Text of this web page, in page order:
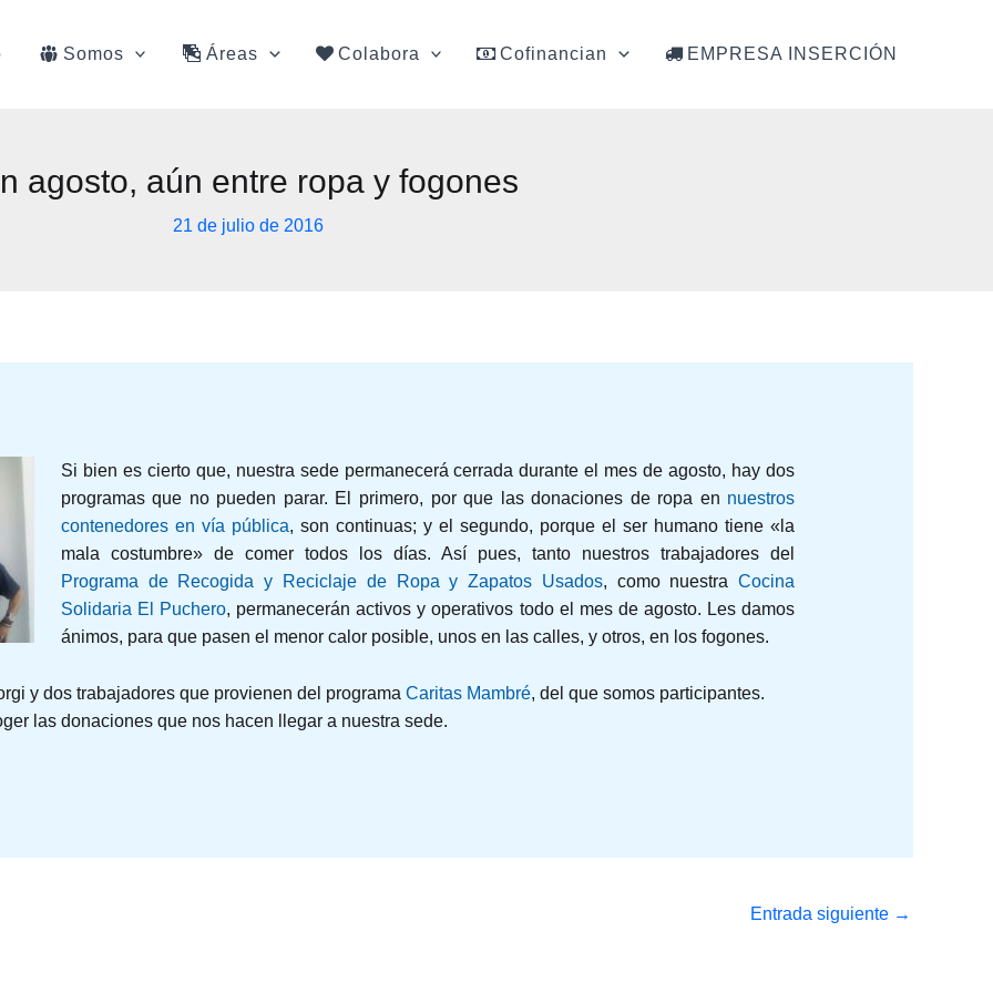
Somos Áreas Colabora Cofinancian EMPRESA INSERCIÓN
agosto, aún entre ropa y fogones
21 de julio de 2016
Si bien es cierto que, nuestra sede permanecerá cerrada durante el mes de agosto, hay dos
programas que no pueden parar. El primero, por que las donaciones de ropa en nuestros
contenedores en vía pública, son continuas; y el segundo, porque el ser humano tiene «la
mala costumbre» de comer todos los días. Así pues, tanto nuestros trabajadores del
Programa de Recogida y Reciclaje de Ropa y Zapatos Usados, como nuestraCocina
Solidaria El Puchero, permanecerán activos y operativos todo el mes de agosto. Les damos
ánimos, para que pasen el menor calor posible, unos en las calles, y otros, en los fogones.
y dos trabajadores que provienen del programa Caritas Mambré, del que somos participantes.
las donaciones que nos hacen llegar a nuestra sede.
Entrada siguiente →